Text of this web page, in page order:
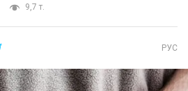
9,7 т.
РУС